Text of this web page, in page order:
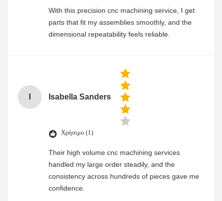
With this precision cnc machining service, I get
parts that fit my assemblies smoothly, and the
dimensional repeatability feels reliable.
Isabella Sanders
Χρήσιμο (1)
Their high volume cnc machining services
handled my large order steadily, and the
consistency across hundreds of pieces gave me
confidence.